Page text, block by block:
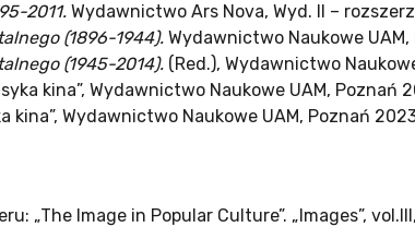
2011. Wydawnictwo Ars Nova, Wyd. II –
(1896-1944). Wydawnictwo Naukowe UAM,
(1945-2014). (Red.), Wydawnictwo
kina”, Wydawnictwo Naukowe UAM, Poznań
kina”, Wydawnictwo Naukowe UAM, Poznań
„The Image in Popular Culture”. „Images”,